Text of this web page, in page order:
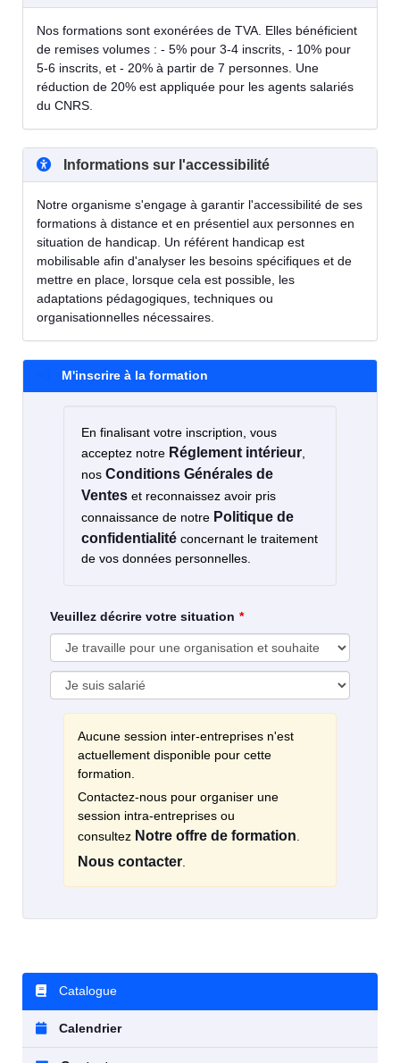
Nos formations sont exonérées de TVA. Elles bénéficient
de remises volumes : - 5% pour 3-4 inscrits, - 10% pour
5-6 inscrits, et - 20% à partir de 7 personnes. Une
réduction de 20% est appliquée pour les agents salariés
du CNRS.
Informations sur l'accessibilité
Notre organisme s'engage à garantir l'accessibilité de ses
formations à distance et en présentiel aux personnes en
situation de handicap. Un référent handicap est
mobilisable afin d'analyser les besoins spécifiques et de
mettre en place, lorsque cela est possible, les
adaptations pédagogiques, techniques ou
organisationnelles nécessaires.
M'inscrire à la formation
En finalisant votre inscription, vous
acceptez notre Réglement intérieur,
nos Conditions Générales de
Ventes et reconnaissez avoir pris
connaissance de notre Politique de
confidentialité concernant le traitement
de vos données personnelles.
Veuillez décrire votre situation
Aucune session inter-entreprises n'est
actuellement disponible pour cette
formation.
Contactez-nous pour organiser une
session intra-entreprises ou
consultez Notre offre de formation.
Nous contacter.
Catalogue
Calendrier